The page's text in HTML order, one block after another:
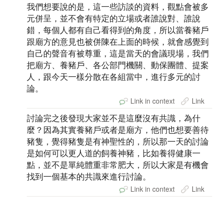
我們想要說的是，這一些訪談的資料，觀點會被多
元併呈，並不會有特定的立場或者誰說對、誰說
錯，每個人都有自己看得到的角度，所以當養豬戶
跟廟方的意見也被併陳在上面的時候，就會感覺到
自己的聲音有被尊重，這是當天的會議現場，我們
把廟方、養豬戶、各公部門機關、動保團體、提案
人，跟今天一樣分散在各組當中，進行多元的討
論。
Link in context Link
討論完之後發現大家並不是這麼沒有共識，為什
麼？因為其實養豬戶或者是廟方，他們也想要善待
豬隻，覺得豬隻是有神聖性的，所以那一天的討論
是如何可以更人道的飼養神豬，比如養得健康一
點，並不是單純體重非常肥大，所以大家是有機會
找到一個基本的共識來進行討論。
Link in context Link